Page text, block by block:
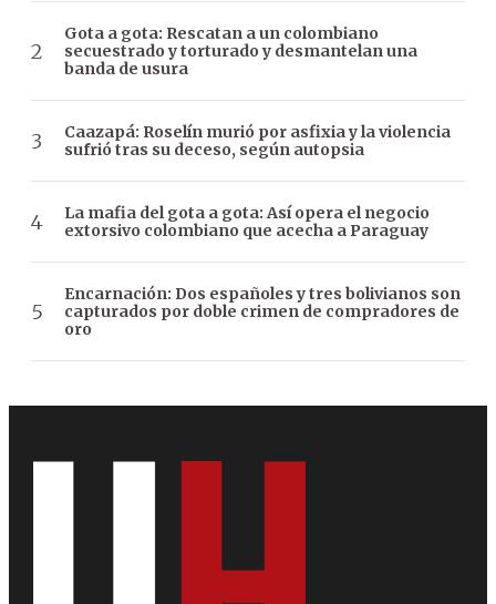
Gota a gota: Rescatan a un colombiano
secuestrado y torturado y desmantelan una
banda de usura
Caazapá: Roselín murió por asfixia y la violencia
sufrió tras su deceso, según autopsia
La mafia del gota a gota: Así opera el negocio
extorsivo colombiano que acecha a Paraguay
Encarnación: Dos españoles y tres bolivianos son
capturados por doble crimen de compradores de
oro